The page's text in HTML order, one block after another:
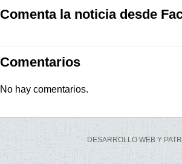
Comenta la noticia desde
Comentarios
No hay comentarios.
DESARROLLO WEB Y